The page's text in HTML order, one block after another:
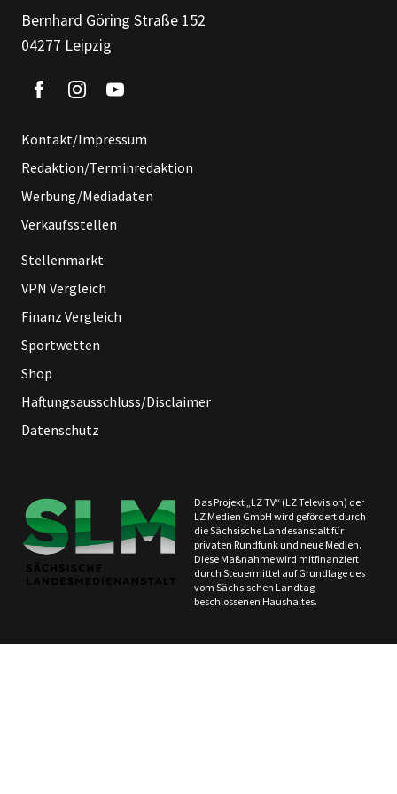
Bernhard Göring Straße 152
04277 Leipzig
Kontakt/Impressum
Redaktion/Terminredaktion
Werbung/Mediadaten
Verkaufsstellen
Stellenmarkt
VPN Vergleich
Finanz Vergleich
Sportwetten
Shop
Haftungsausschluss/Disclaimer
Datenschutz
Das Projekt „LZ TV“ (LZ Television) der
LZ Medien GmbH wird gefördert durch
die Sächsische Landesanstalt für
privaten Rundfunk und neue Medien.
Diese Maßnahme wird mitfinanziert
durch Steuermittel auf Grundlage des
vom Sächsischen Landtag
beschlossenen Haushaltes.